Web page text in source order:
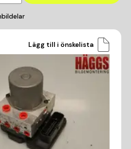
bildelar
Lägg till i önskelista